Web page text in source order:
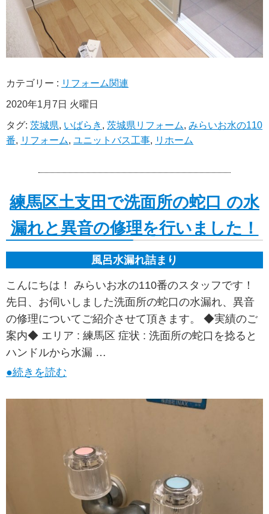
カテゴリー : リフォーム関連
2020年1月7日 火曜日
タグ:茨城県, いばらき ,茨城県リフォーム,みらいお水の110
番, リフォーム,ユニットバス工事, リホーム
練馬区土支田で洗面所の蛇口 の水
漏れと異音の修理を行いました！
風呂水漏れ詰まり
こんにちは！ みらいお水の110番のスタッフです！
先日、お伺いしました洗面所の蛇口の水漏れ、異音
の修理についてご紹介させて頂きます。 ◆実績のご
案内◆ エリア : 練馬区 症状 : 洗面所の蛇口を捻ると
ハンドルから水漏 …
●続きを読む